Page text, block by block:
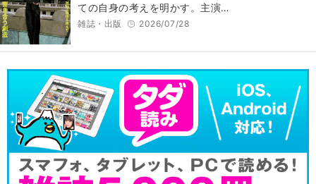
ての自身の考えを明かす。主演…
雑誌・出版 2026/07/28